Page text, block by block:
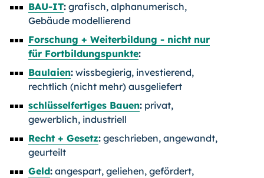
BAU-IT: grafisch, alphanumerisch,
Gebäude modellierend
Forschung + Weiterbildung - nicht nur
für Fortbildungspunkte:
Baulaien: wissbegierig, investierend,
rechtlich (nicht mehr) ausgeliefert
schlüsselfertiges Bauen: privat,
gewerblich, industriell
Recht + Gesetz: geschrieben, angewandt,
geurteilt
Geld: angespart, geliehen, gefördert,